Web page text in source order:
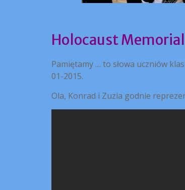
Holocaust
Pamiętamy … to słowa uczniów
01-2015.
Ola, Konrad i Zuzia godnie